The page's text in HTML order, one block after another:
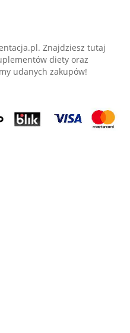
Znajdziesz tutaj
diety oraz
udanych zakupów!